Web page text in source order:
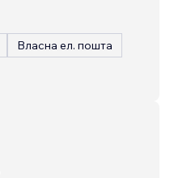
Власна ел. пошта